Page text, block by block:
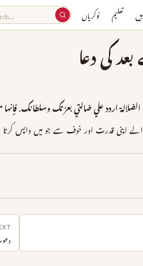
تعلیم نوکریاں
کی دعا
اردد علي ضالتي بعزتك وسلطانك.
اپنی قدرت اور خوف سے جو میں واپس